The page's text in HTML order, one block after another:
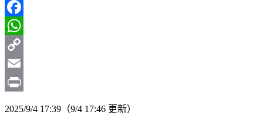
Line
Facebook
WhatsApp
Copy
Link
Email
2025/9/4 17:39（9/4 17:46 更新）